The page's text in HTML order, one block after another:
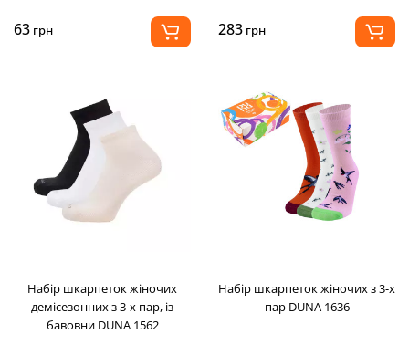
63 грн 283 грн
Набір шкарпеток жіночих
демісезонних з 3-х пар, із
бавовни DUNA 1562
Набір шкарпеток жіночих з 3-х
пар DUNA 1636